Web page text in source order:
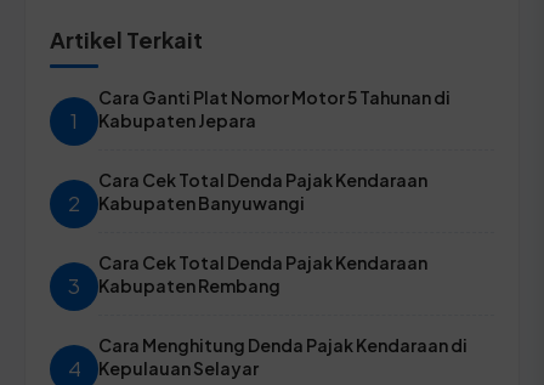
Artikel Terkait
1
Cara Ganti Plat Nomor Motor 5 Tahunan di
Kabupaten Jepara
2
Cara Cek Total Denda Pajak Kendaraan
Kabupaten Banyuwangi
3
Cara Cek Total Denda Pajak Kendaraan
Kabupaten Rembang
4
Cara Menghitung Denda Pajak Kendaraan di
Kepulauan Selayar